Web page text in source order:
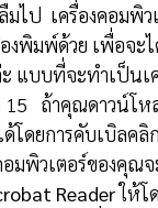
ไป เครื่องคอมพิว
งพิมพ์ด้วย เพื่อจ
ะ แบบที่จะทำเป็นเ
15 ถ้าคุณดาวน์โห
ด้โดยการคับเบิลค
มพิวเตอร์ของคุณ
Readerให้โ